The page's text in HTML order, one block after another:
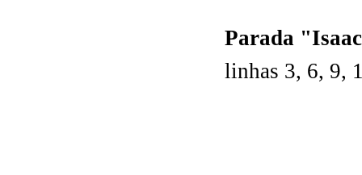
Parada
linhas 3, 6, 9,